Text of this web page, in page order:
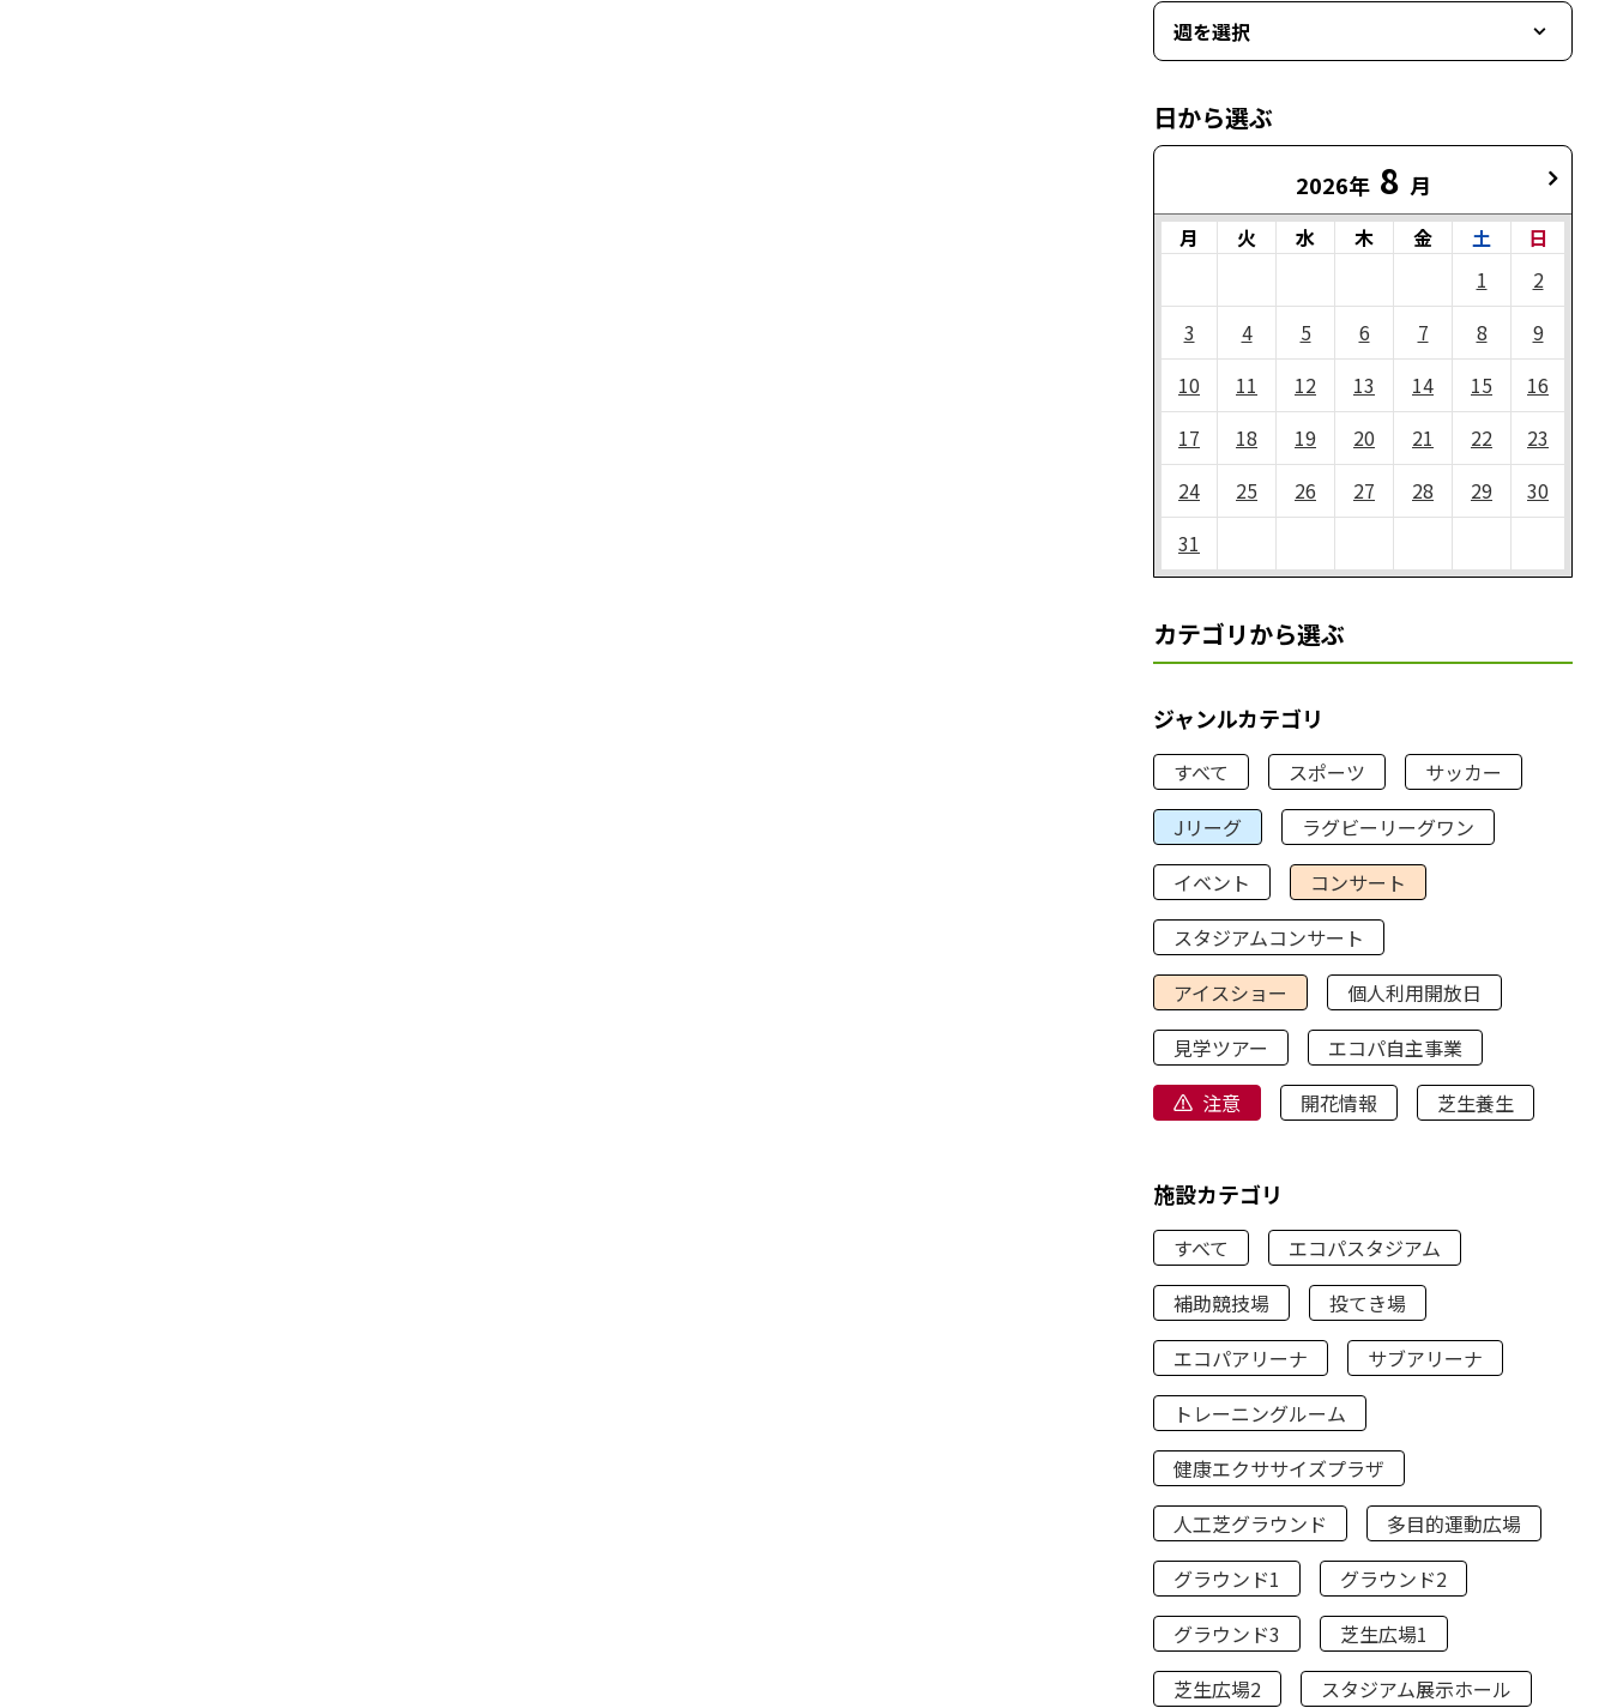
週を選択
日から選ぶ
2026年 8 月
月 火 水 木 金 土
日
1
2
3
4 5 6 7 8
9
10
11 12 13 14 15
16
17
18 19 20 21 22
23
24
25 26 27 28 29
30
31
カテゴリから選ぶ
ジャンルカテゴリ
すべて スポーツ
サッカー
Jリーグ
ラグビーリーグワン
イベント
コンサート
スタジアムコンサート
アイスショー
個人利用開放日
見学ツアー
エコパ自主事業
注意
開花情報 芝生養生
施設カテゴリ
すべて
エコパスタジアム
補助競技場
投てき場
エコパアリーナ
サブアリーナ
トレーニングルーム
健康エクササイズプラザ
人工芝グラウンド
多目的運動広場
グラウンド1
グラウンド2
グラウンド3
芝生広場1
芝生広場2
スタジアム展示ホール